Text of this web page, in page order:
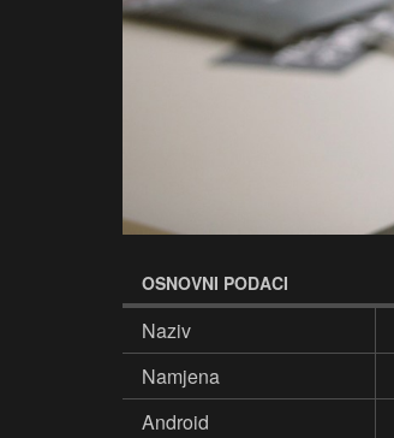
OSNOVNI PODACI
Naziv
Namjena
Android